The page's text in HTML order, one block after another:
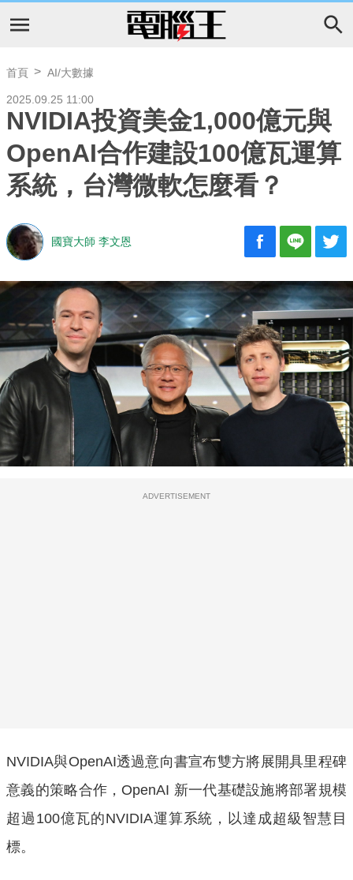
首頁 AI/大數據
2025.09.25 11:00
NVIDIA投資美金1,000億元與
OpenAI合作建設100億瓦運算
系統，台灣微軟怎麼看？
國寶大師 李文恩
ADVERTISEMENT
NVIDIA與OpenAI透過意向書宣布雙方將展開具里程碑
意義的策略合作，OpenAI 新一代基礎設施將部署規模
超過100億瓦的NVIDIA運算系統，以達成超級智慧目
標。